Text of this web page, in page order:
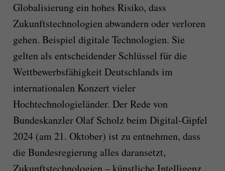
Globalisierung ein hohes Risiko, dass
Zukunftstechnologien abwandern oder verloren
gehen. Beispiel digitale Technologien. Sie
gelten als entscheidender Schlüssel für die
Wettbewerbsfähigkeit Deutschlands im
internationalen Konzert vieler
Hochtechnologieländer. Der Rede von
Bundeskanzler Olaf Scholz beim Digital-Gipfel
2024 (am 21. Oktober) ist zu entnehmen, dass
die Bundesregierung alles daransetzt,
Zukunftstechnologien – künstliche Intelligenz,